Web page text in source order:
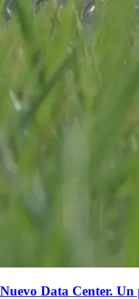
Nuevo Data Center. Un